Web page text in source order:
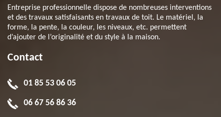
Entreprise professionnelle dispose de nombreuses interventions
et des travaux satisfaisants en travaux de toit. Le matériel, la
forme, la pente, la couleur, les niveaux, etc. permettent
d’ajouter de l’originalité et du style à la maison.
Contact
01 85 53 06 05
06 67 56 86 36